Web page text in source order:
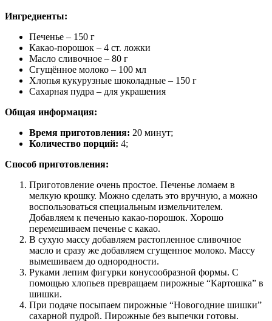
Ингредиенты:
Печенье – 150 г
Какао-порошок – 4 ст. ложки
Масло сливочное – 80 г
Сгущённое молоко – 100 мл
Хлопья кукурузные шоколадные – 150 г
Сахарная пудра – для украшения
Общая информация:
Время приготовления: 20 минут;
Количество порций: 4;
Способ приготовления:
Приготовление очень простое. Печенье ломаем в
мелкую крошку. Можно сделать это вручную, а можно
воспользоваться специальным измельчителем.
Добавляем к печенью какао-порошок. Хорошо
перемешиваем печенье с какао.
В сухую массу добавляем растопленное сливочное
масло и сразу же добавляем сгущенное молоко. Массу
вымешиваем до однородности.
Руками лепим фигурки конусообразной формы. С
помощью хлопьев превращаем пирожные “Картошка” в
шишки.
При подаче посыпаем пирожные “Новогодние шишки”
сахарной пудрой. Пирожные без выпечки готовы.